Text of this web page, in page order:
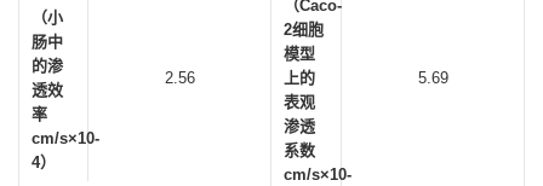
（小
肠中
的渗
透效
率
cm/s×10-
4）
2.56
（Caco-
2细胞
模型
上的
表观
渗透
系数
cm/s×10-
5.69